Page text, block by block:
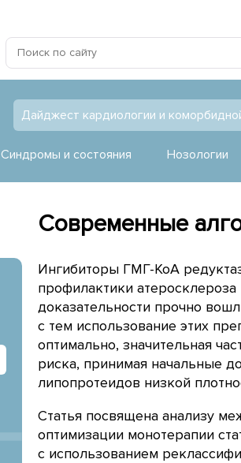
Дайджест кардиологии и
Синдромы и состояния Нозологии
Современные
Ингибиторы ГМГ-КоА
профилактики
доказательности прочно
с тем использование этих
оптимально, значительная
риска, принимая начальные
липопротеидов низкой
Статья посвящена анализу
оптимизации монотерапии
с использованием